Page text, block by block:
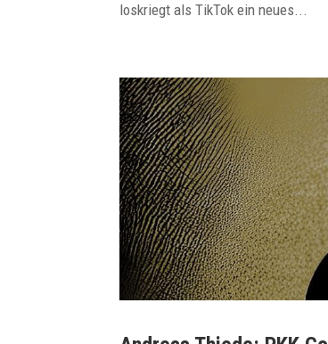
loskriegt als TikTok ein neues...